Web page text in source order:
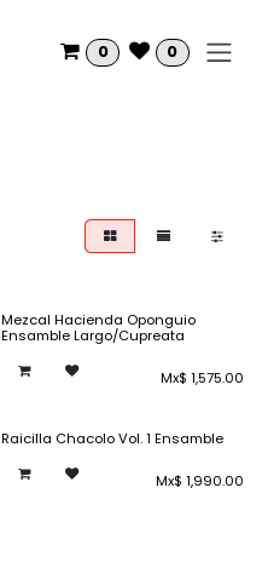
0 0
Mezcal Hacienda Oponguio
Ensamble Largo/Cupreata
Mx$ 1,575.00
Raicilla Chacolo Vol. 1 Ensamble
Mx$ 1,990.00